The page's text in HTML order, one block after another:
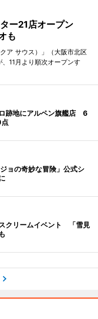
ー21店オープン
も
ア サウス）」（大阪市北区
11月より順次オープンす
跡地にアルペン旗艦店 6
ョの奇妙な冒険」公式シ
クリームイベント 「雪見